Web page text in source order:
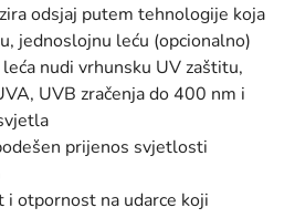
odsjaj putem tehnologije koja
jednoslojnu leću (opcionalno)
nudi vrhunsku UV zaštitu,
UVB zračenja do 400 nm i
prijenos svjetlosti
i otpornost na udarce koji